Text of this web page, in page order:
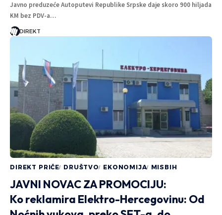
Javno preduzeće Autoputevi Republike Srpske daje skoro 900 hiljada
KM bez PDV-a…
DIREKT
DIREKT PRIČE DRUŠTVO EKONOMIJA MISBIH
JAVNI NOVAC ZA PROMOCIJU:
Ko reklamira Elektro-Hercegovinu: Od